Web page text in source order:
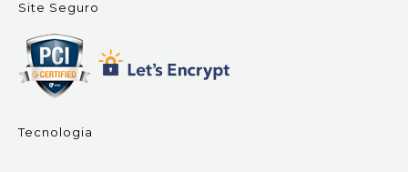
Site Seguro
Tecnologia